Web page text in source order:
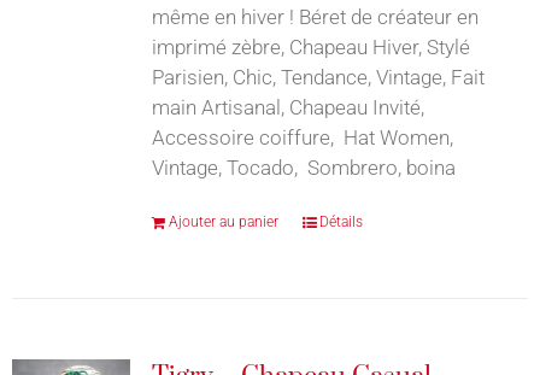
même en hiver ! Béret de créateur en
imprimé zèbre, Chapeau Hiver, Stylé
Parisien, Chic, Tendance, Vintage, Fait
main Artisanal, Chapeau Invité,
Accessoire coiffure, Hat Women,
Vintage, Tocado, Sombrero, boina
Ajouter au panier Détails